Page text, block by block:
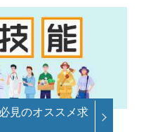
見のオススメ求